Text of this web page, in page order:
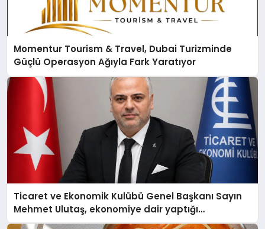
Momentur Tourism & Travel, Dubai Turizminde
Güçlü Operasyon Ağıyla Fark Yaratıyor
Ticaret ve Ekonomik Kulübü Genel Başkanı Sayın
Mehmet Ulutaş, ekonomiye dair yaptığı
açıklamada şunları kaydetti: